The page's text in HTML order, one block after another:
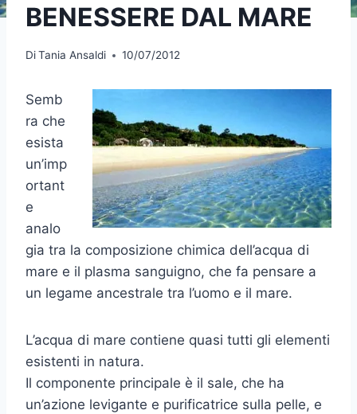
BENESSERE DAL MARE
DiTania Ansaldi 10/07/2012
Semb
ra che
esista
un’imp
ortant
e
analo
gia tra la composizione chimica dell’acqua di
mare e il plasma sanguigno, che fa pensare a
un legame ancestrale tra l’uomo e il mare.
L’acqua di mare contiene quasi tutti gli elementi
esistenti in natura.
Il componente principale è il sale, che ha
un’azione levigante e purificatrice sulla pelle, e